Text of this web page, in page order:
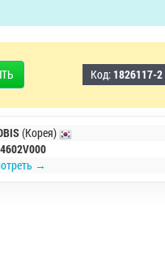
Код: 1826117-2
(Корея)
→